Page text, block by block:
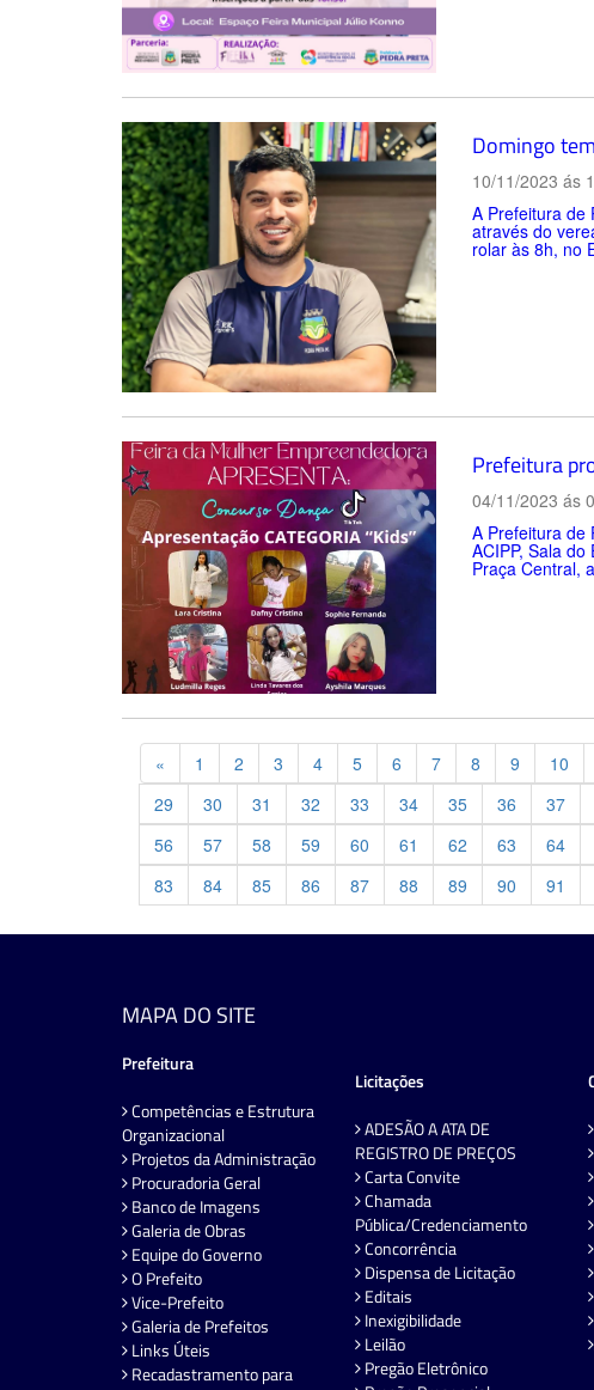
Domingo
10/11/2023 ás
A Prefeitura de
através do
rolar às 8h, no
Prefeitura
04/11/2023 ás
A Prefeitura de
ACIPP, Sala
Praça Central,
« Previous
1 2 3 4 5 6 7 8 9 10
29
30 31 32 33 34 35 36 37
56
57 58 59 60 61 62 63 64
83
84 85 86 87 88 89 90 91
MAPA DO SITE
Prefeitura
Competências e Estrutura
Organizacional
Projetos da Administração
Procuradoria Geral
Banco de Imagens
Galeria de Obras
Equipe do Governo
O Prefeito
Vice-Prefeito
Galeria de Prefeitos
Links Úteis
Recadastramento para
Licitações
ADESÃO A ATA DE
REGISTRO DE PREÇOS
Carta Convite
Chamada
Pública/Credenciamento
Concorrência
Dispensa de Licitação
Editais
Inexigibilidade
Leilão
Pregão Eletrônico